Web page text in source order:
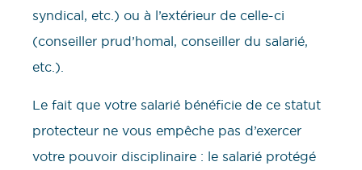
syndical, etc.) ou à l’extérieur de celle-ci
(conseiller prud’homal, conseiller du salarié,
etc.).
Le fait que votre salarié bénéficie de ce statut
protecteur ne vous empêche pas d’exercer
votre pouvoir disciplinaire : le salarié protégé